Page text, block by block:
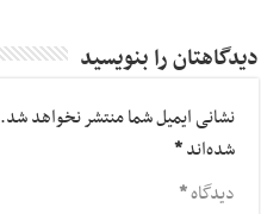
دیدگاهتان را بنویسید
نشانی ایمیل شما منتشر نخواهد شد.
شده‌اند*
دیدگاه*